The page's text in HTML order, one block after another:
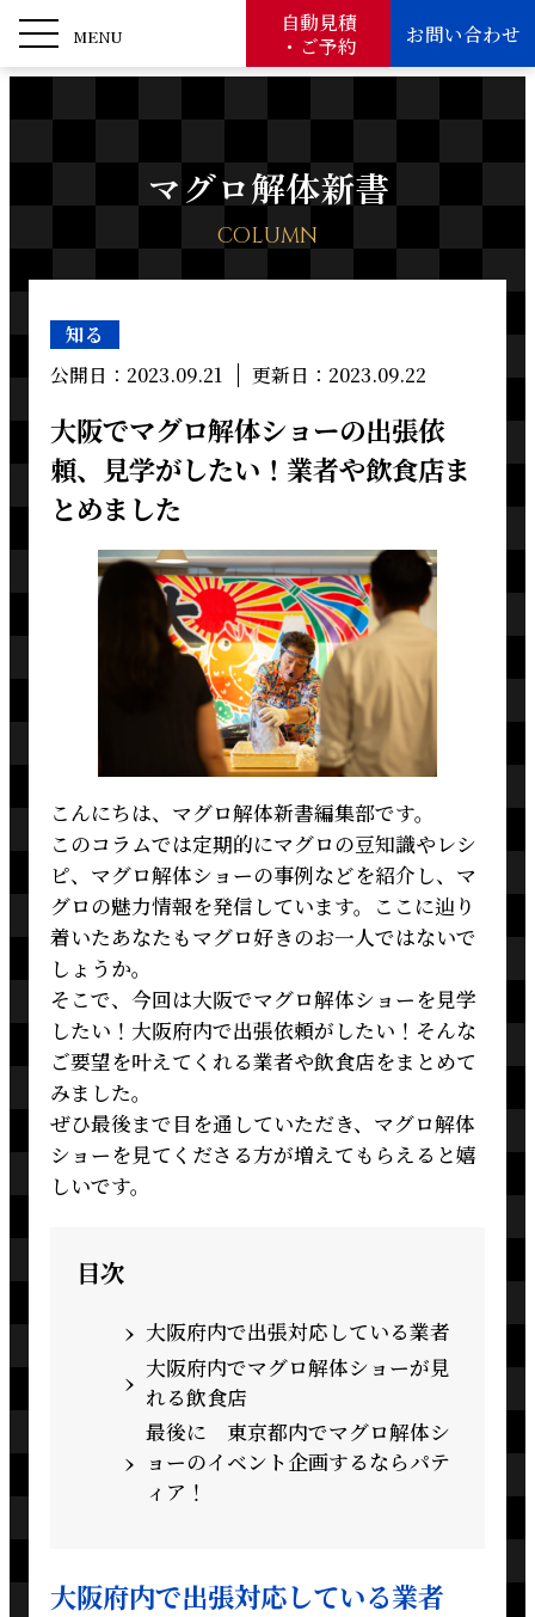
MENU
自動見積
・ご予約
お問い合わせ
マグロ解体新書
COLUMN
知る
公開日：2023.09.21
更新日：2023.09.22
大阪でマグロ解体ショーの出張依
頼、見学がしたい！業者や飲食店ま
とめました
こんにちは、マグロ解体新書編集部です。
このコラムでは定期的にマグロの豆知識やレシ
ピ、マグロ解体ショーの事例などを紹介し、マ
グロの魅力情報を発信しています。ここに辿り
着いたあなたもマグロ好きのお一人ではないで
しょうか。
そこで、今回は大阪でマグロ解体ショーを見学
したい！大阪府内で出張依頼がしたい！そんな
ご要望を叶えてくれる業者や飲食店をまとめて
みました。
ぜひ最後まで目を通していただき、マグロ解体
ショーを見てくださる方が増えてもらえると嬉
しいです。
目次
大阪府内で出張対応している業者
大阪府内でマグロ解体ショーが見
れる飲食店
最後に 東京都内でマグロ解体シ
ョーのイベント企画するならパテ
ィア！
大阪府内で出張対応している業者